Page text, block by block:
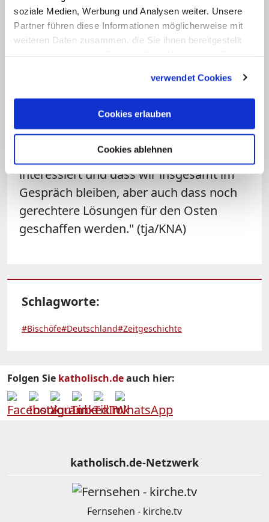
soziale Medien, Werbung und Analysen weiter. Unsere
Partner führen diese Informationen möglicherweise mit
weiteren Daten zusammen, die Sie ihnen bereitgestellt
verwendet Cookies
Cookies erlauben
Cookies ablehnen
Bischof Gerhard Feige.
Feige verwahrte sich zugleich dagegen,
Ostdeutschland allein damit zu erklären:
"Die AfD ist ein gesamtdeutsches
Problem, kein reines Problem des
Ostens." Zugleich betonte er: "Es ist
wichtig, dass man sich für uns
interessiert und dass wir insgesamt im
Gespräch bleiben, aber auch dass noch
gerechtere Lösungen für den Osten
geschaffen werden." (tja/KNA)
Schlagworte:
#Bischöfe#Deutschland#Zeitgeschichte
Folgen Sie katholisch.deauch hier:
katholisch.de-Netzwerk
Fernsehen - kirche.tv